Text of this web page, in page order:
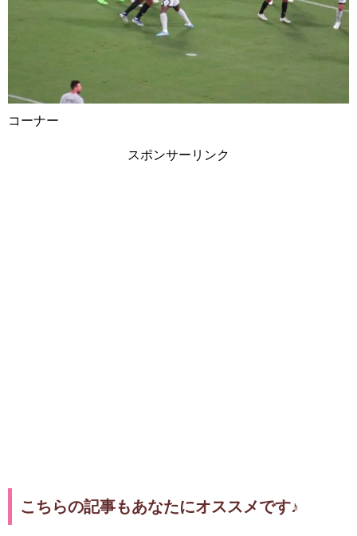
コーナー
スポンサーリンク
こちらの記事もあなたにオススメです♪